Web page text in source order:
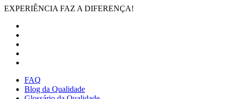
EXPERIÊNCIA FAZ A DIFERENÇA!
FAQ
Blog da Qualidade